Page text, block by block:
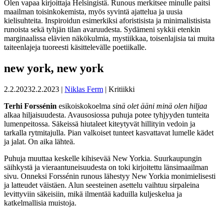
Olen vapaa kirjoittaja Helsingistä. Runous merkitsee minulle paitsi
maailman toisinkokemista, myös syvintä ajattelua ja uusia
kielisuhteita. Inspiroidun esimerkiksi aforistisista ja minimalistisista
runoista sekä tyhjän tilan avaruudesta. Sydämeni sykkii etenkin
marginaalissa elävien näkökulmia, mystiikkaa, toisenlajisia tai muita
taiteenlajeja tuoreesti käsittelevälle poetiikalle.
new york, new york
2.2.20232.2.2023 | Niklas Ferm | Kritiikki
Terhi Forssénin esikoiskokoelma sinä olet ääni minä olen hiljaa
alkaa hiljaisuudesta. Avausosiossa puhuja potee tyhjyyden tunteita
lumenpeitossa. Säkeissä hiutaleet kiteytyvät hillityin vedoin ja
tarkalla rytmitajulla. Pian valkoiset tunteet kasvattavat lumelle kädet
ja jalat. On aika lähteä.
Puhuja muuttaa keskelle kihisevää New Yorkia. Suurkaupungin
säihkystä ja vieraantuneisuudesta on toki kirjoitettu länsimaailman
sivu. Onneksi Forssénin runous lähestyy New Yorkia monimielisesti
ja latteudet väistäen. Alun seesteinen asettelu vaihtuu sirpaleina
levittyviin säkeisiin, mikä ilmentää kaduilla kuljeskelua ja
katkelmallisia muistoja.